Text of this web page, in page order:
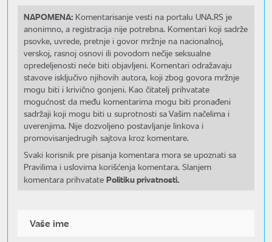
NAPOMENA: Komentarisanje vesti na portalu UNA.RS je
anonimno, a registracija nije potrebna. Komentari koji sadrže
psovke, uvrede, pretnje i govor mržnje na nacionalnoj,
verskoj, rasnoj osnovi ili povodom nečije seksualne
opredeljenosti neće biti objavljeni. Komentari odražavaju
stavove isključivo njihovih autora, koji zbog govora mržnje
mogu biti i krivično gonjeni. Kao čitatelj prihvatate
mogućnost da među komentarima mogu biti pronađeni
sadržaji koji mogu biti u suprotnosti sa Vašim načelima i
uverenjima. Nije dozvoljeno postavljanje linkova i
promovisanjedrugih sajtova kroz komentare.
Svaki korisnik pre pisanja komentara mora se upoznati sa
Pravilima i uslovima korišćenja komentara. Slanjem
komentara prihvatate Politiku privatnosti.